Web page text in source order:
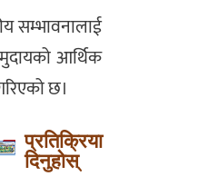
सम्भावनालाई
आर्थिक
छ।
प्रतिक्रिया
दिनुहोस्